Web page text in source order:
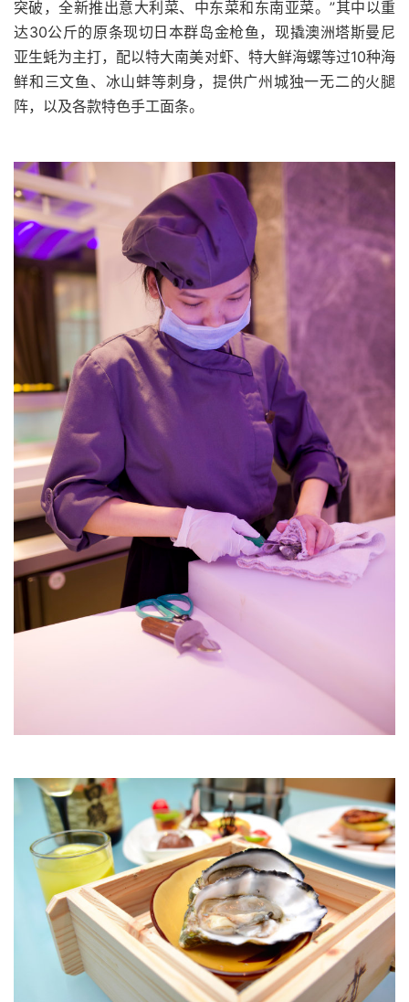
突破，全新推出意大利菜、中东菜和东南亚菜。”其中以重
达30公斤的原条现切日本群岛金枪鱼，现撬澳洲塔斯曼尼
亚生蚝为主打，配以特大南美对虾、特大鲜海螺等过10种海
鲜和三文鱼、冰山蚌等刺身，提供广州城独一无二的火腿
阵，以及各款特色手工面条。